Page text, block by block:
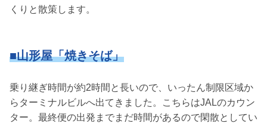
くりと散策します。
■山形屋「焼きそば」
乗り継ぎ時間が約2時間と長いので、いったん制限区域か
らターミナルビルへ出てきました。こちらはJALのカウン
ター。最終便の出発までまだ時間があるので閑散としてい